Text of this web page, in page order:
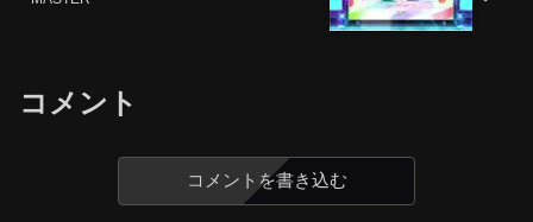
コメント
コメントを書き込む